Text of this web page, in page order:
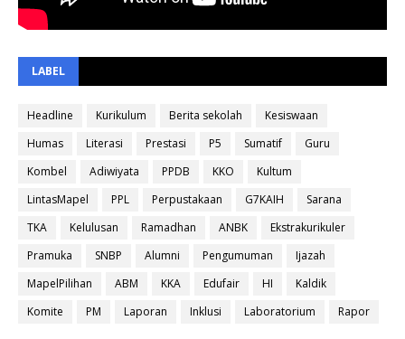
LABEL
Headline Kurikulum Berita sekolah
Kesiswaan
Humas
Literasi Prestasi P5 Sumatif
Guru
Kombel
Adiwiyata PPDB KKO
Kultum
LintasMapel
PPL Perpustakaan G7KAIH
Sarana
TKA
Kelulusan Ramadhan ANBK
Ekstrakurikuler
Pramuka
SNBP Alumni Pengumuman
Ijazah
MapelPilihan
ABM KKA Edufair HI
Kaldik
Komite
PM Laporan Inklusi Laboratorium Rapor